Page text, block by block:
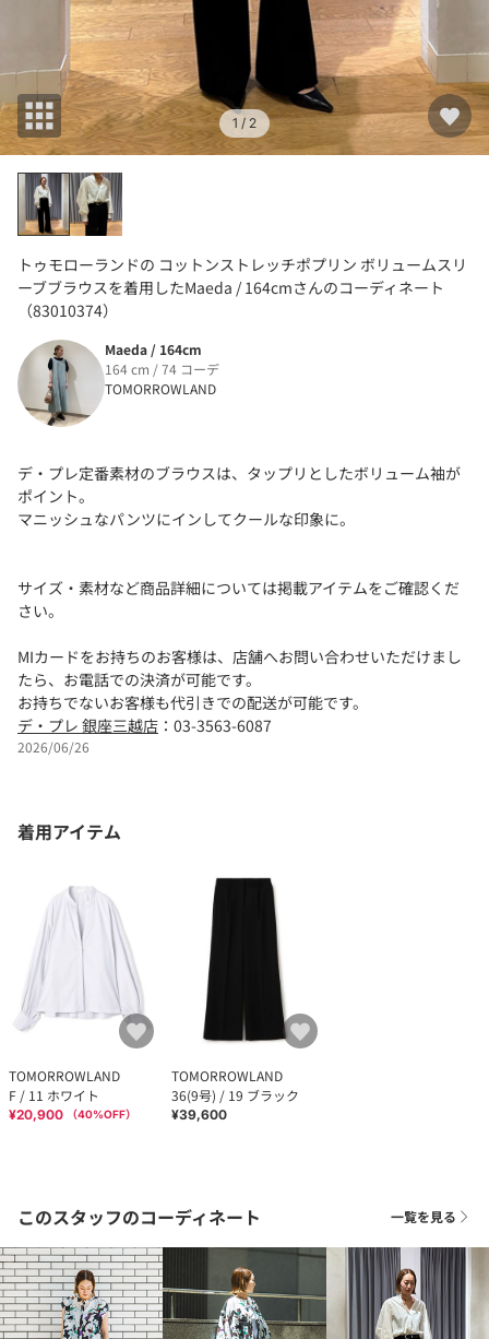
1 / 2
トゥモローランドの コットンストレッチポプリン ボリュームスリ
ーブブラウスを着用したMaeda / 164cmさんのコーディネート
（83010374）
Maeda / 164cm
164 cm / 74 コーデ
TOMORROWLAND
デ・プレ定番素材のブラウスは、タップリとしたボリューム袖が
ポイント。
マニッシュなパンツにインしてクールな印象に。
サイズ・素材など商品詳細については掲載アイテムをご確認くだ
さい。
MIカードをお持ちのお客様は、店舗へお問い合わせいただけまし
たら、お電話での決済が可能です。
お持ちでないお客様も代引きでの配送が可能です。
デ・プレ 銀座三越店 ：03-3563-6087
2026/06/26
着用アイテム
TOMORROWLAND
F / 11 ホワイト
¥20,900 （40%OFF）
TOMORROWLAND
36(9号) / 19 ブラック
¥39,600
このスタッフのコーディネート 一覧を見る